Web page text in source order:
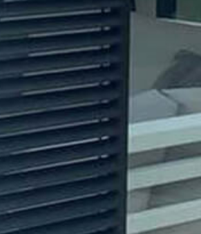
kan også monteres fritstående, f.eks.
døre i huset – og derudover
regn.
Solafskærmning og
indsynsbeskyttelse
Skydedørssystem
–